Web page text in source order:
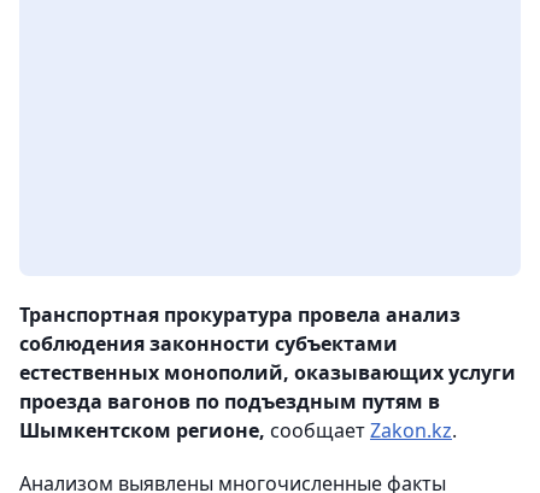
Транспортная прокуратура провела анализ
соблюдения законности субъектами
естественных монополий, оказывающих услуги
проезда вагонов по подъездным путям в
Шымкентском регионе, сообщаетZakon.kz.
Анализом выявлены многочисленные факты